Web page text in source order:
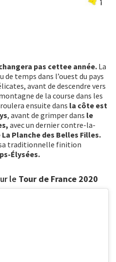
pas cettee année. La
de temps dans l’ouest du pays
avant de descendre vers
de la course dans les
ensuite dans la côte est
, avant de grimper dans le
avec un dernier contre-la-
Planche des Belles Filles.
traditionnelle finition
Élysées.
le Tour de France 2020